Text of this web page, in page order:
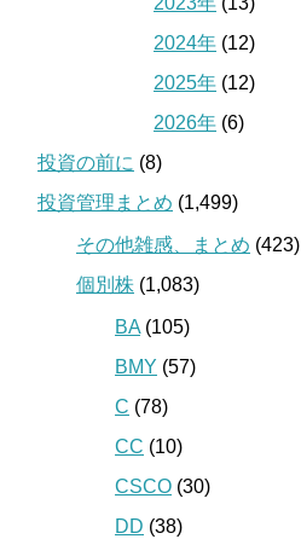
2024年 (12)
2025年 (12)
2026年 (6)
投資の前に (8)
投資管理まとめ (1,499)
その他雑感、まとめ (423)
個別株 (1,083)
BA (105)
BMY (57)
C (78)
CC (10)
CSCO (30)
DD (38)